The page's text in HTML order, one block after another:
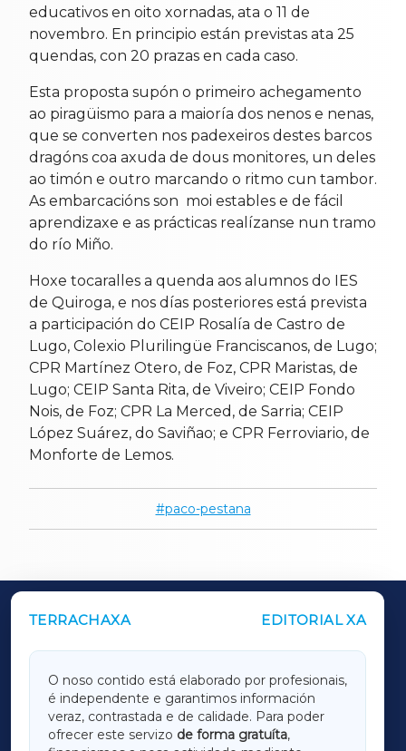
educativos en oito xornadas, ata o 11 de
novembro. En principio están previstas ata 25
quendas, con 20 prazas en cada caso.
Esta proposta supón o primeiro achegamento
ao piragüismo para a maioría dos nenos e nenas,
que se converten nos padexeiros destes barcos
dragóns coa axuda de dous monitores, un deles
ao timón e outro marcando o ritmo cun tambor.
As embarcacións son moi estables e de fácil
aprendizaxe e as prácticas realízanse nun tramo
do río Miño.
Hoxe tocaralles a quenda aos alumnos do IES
de Quiroga, e nos días posteriores está prevista
a participación do CEIP Rosalía de Castro de
Lugo, Colexio Plurilingüe Franciscanos, de Lugo;
CPR Martínez Otero, de Foz, CPR Maristas, de
Lugo; CEIP Santa Rita, de Viveiro; CEIP Fondo
Nois, de Foz; CPR La Merced, de Sarria; CEIP
López Suárez, do Saviñao; e CPR Ferroviario, de
Monforte de Lemos.
paco-pestana
TERRACHAXA EDITORIAL XA
O noso contido está elaborado por profesionais,
é independente e garantimos información
veraz, contrastada e de calidade. Para poder
ofrecer este servizo de forma gratuíta,
OUTROS PERIÓDICOS
LUGOXA